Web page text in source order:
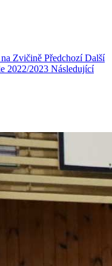
Zvičině Předchozí Další
2022/2023 Následující